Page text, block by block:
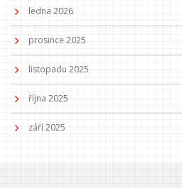
ledna 2026
prosince 2025
listopadu 2025
října 2025
září 2025